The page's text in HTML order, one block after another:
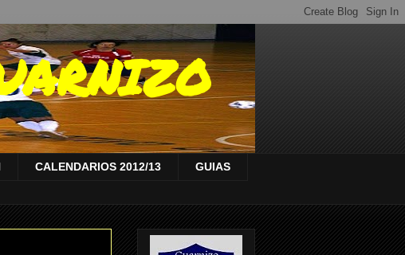
CALENDARIOS 2012/13 GUIAS